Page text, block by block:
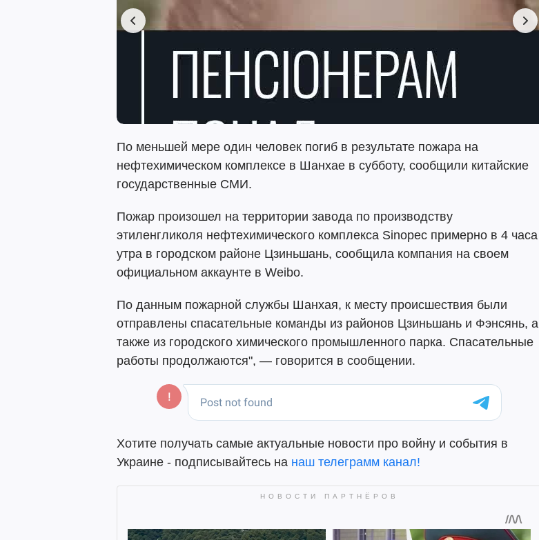
По меньшей мере один человек погиб в результате пожара на
нефтехимическом комплексе в Шанхае в субботу, сообщили китайские
государственные СМИ.
Пожар произошел на территории завода по производству
этиленгликоля нефтехимического комплекса Sinopec примерно в 4 часа
утра в городском районе Цзиньшань, сообщила компания на своем
официальном аккаунте в Weibo.
По данным пожарной службы Шанхая, к месту происшествия были
отправлены спасательные команды из районов Цзиньшань и Фэнсянь, а
также из городского химического промышленного парка. Спасательные
работы продолжаются", — говорится в сообщении.
Хотите получать самые актуальные новости про войну и события в
Украине - подписывайтесь на наш телеграмм канал!